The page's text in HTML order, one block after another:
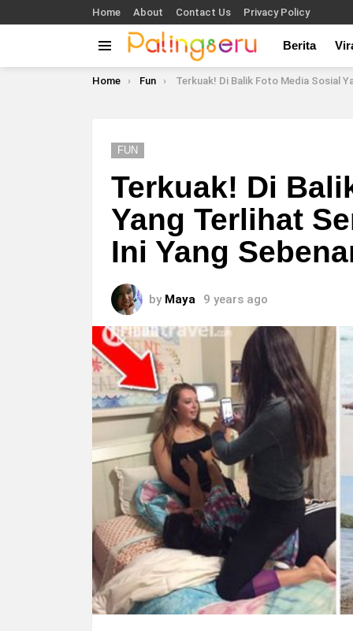
Home About Contact Us Privacy Policy
Berita
You are here:
Home Fun Terkuak! Di Balik Foto Media Sosial
FUN
Terkuak! Di
Yang Terlihat
Ini Yang
by Maya 9 years ago